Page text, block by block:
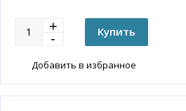
Добавить в избранное